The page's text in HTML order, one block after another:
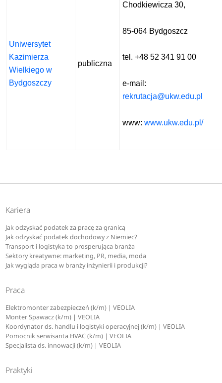
Uniwersytet
Kazimierza
Wielkiego w
Bydgoszczy
publiczna
Chodkiewicza 30,
85-064 Bydgoszcz
tel. +48 52 341 91 00
e-mail:
rekrutacja@ukw.edu.pl
www:www.ukw.edu.pl/
Kariera
Jak odzyskać podatek za pracę za granicą
Jak odzyskać podatek dochodowy z Niemiec?
Transport i logistyka to prosperująca branża
Sektory kreatywne: marketing, PR, media, moda
Jak wygląda praca w branży inżynierii i produkcji?
Praca
Elektromonter zabezpieczeń (k/m) | VEOLIA
Monter Spawacz (k/m) | VEOLIA
Koordynator ds. handlu i logistyki operacyjnej (k/m) | VEOLIA
Pomocnik serwisanta HVAC (k/m) | VEOLIA
Specjalista ds. innowacji (k/m) | VEOLIA
Praktyki